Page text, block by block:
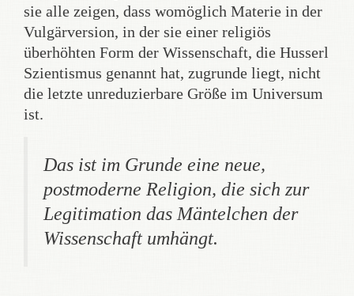
sie alle zeigen, dass womöglich Materie in der
Vulgärversion, in der sie einer religiös
überhöhten Form der Wissenschaft, die Husserl
Szientismus genannt hat, zugrunde liegt, nicht
die letzte unreduzierbare Größe im Universum
ist.
Das ist im Grunde eine neue,
postmoderne Religion, die sich zur
Legitimation das Mäntelchen der
Wissenschaft umhängt.